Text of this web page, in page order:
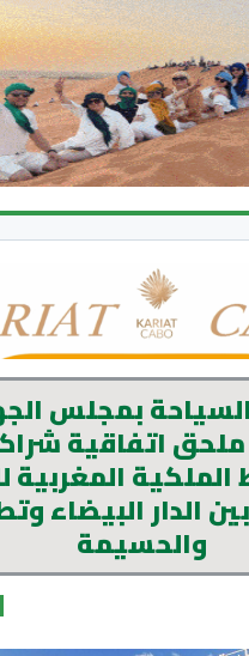
بمجلس
اتفاقية
المغربية
الدار البيضاء
والحسيمة